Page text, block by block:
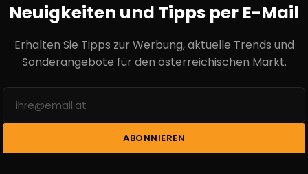
Neuigkeiten und Tipps per E-Mail
Erhalten Sie Tipps zur Werbung, aktuelle Trends und
Sonderangebote für den österreichischen Markt.
ABONNIEREN